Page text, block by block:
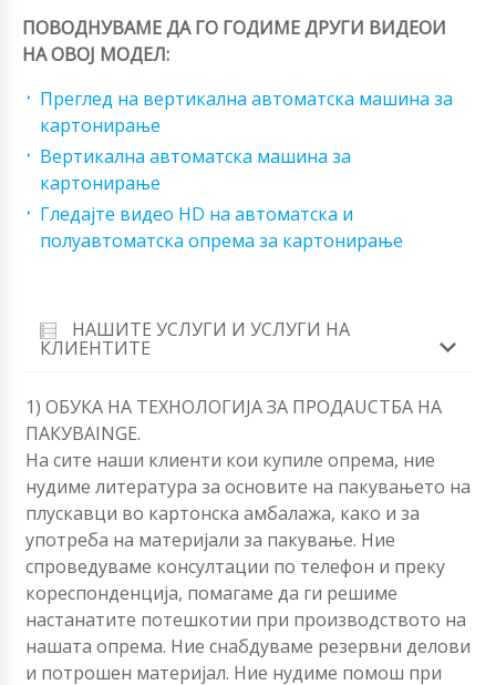
ПОВОДНУВАМЕ ДА ГО ГОДИМЕ ДРУГИ ВИДЕОИ
НА ОВОЈ МОДЕЛ:
Преглед на вертикална автоматска машина за
картонирање
Вертикална автоматска машина за
картонирање
Гледајте видео HD на автоматска и
полуавтоматска опрема за картонирање
НАШИТЕ УСЛУГИ И УСЛУГИ НА
КЛИЕНТИТЕ
1) ОБУКА НА ТЕХНОЛОГИЈА ЗА ПРОДАUCTБА НА
ПАКУВАINGЕ.
На сите наши клиенти кои купиле опрема, ние
нудиме литература за основите на пакувањето на
плускавци во картонска амбалажа, како и за
употреба на материјали за пакување. Ние
спроведуваме консултации по телефон и преку
кореспонденција, помагаме да ги решиме
настанатите потешкотии при производството на
нашата опрема. Ние снабдуваме резервни делови
и потрошен материјал. Ние нудиме помош при